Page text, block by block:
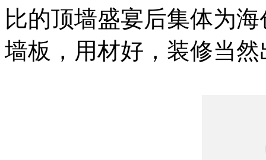
比的顶墙盛宴后集体为
墙板，用材好，装修当然